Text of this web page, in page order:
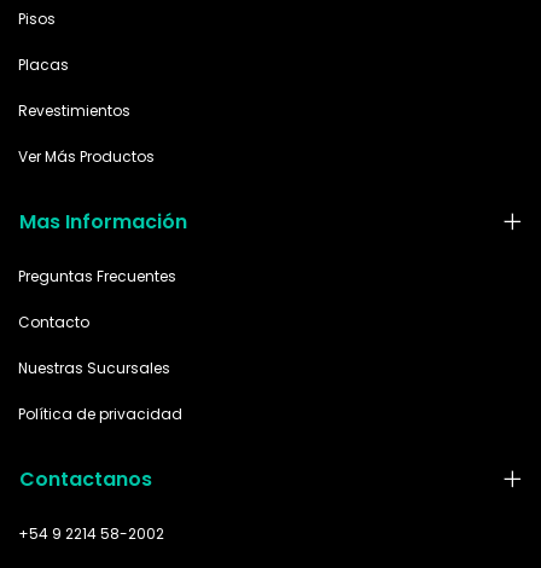
Pisos
Placas
Revestimientos
Ver Más Productos
Mas Información
Preguntas Frecuentes
Contacto
Nuestras Sucursales
Política de privacidad
Contactanos
+54 9 2214 58-2002